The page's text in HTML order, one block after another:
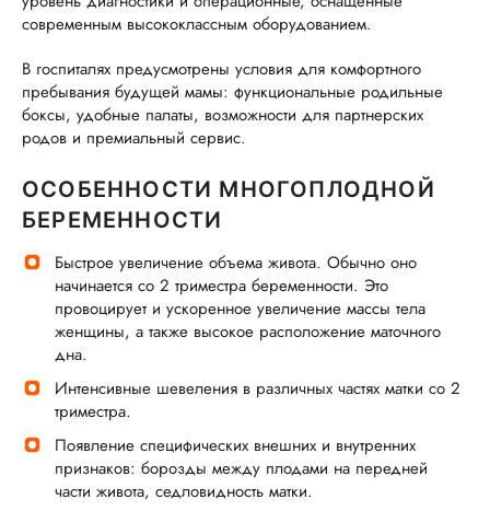
современным высококлассным оборудованием.
В госпиталях предусмотрены условия для комфортного
пребывания будущей мамы: функциональные родильные
боксы, удобные палаты, возможности для партнерских
родов и премиальный сервис.
ОСОБЕННОСТИ МНОГОПЛОДНОЙ
БЕРЕМЕННОСТИ
Быстрое увеличение объема живота. Обычно оно
начинается со 2 триместра беременности. Это
провоцирует и ускоренное увеличение массы тела
женщины, а также высокое расположение маточного
дна.
Интенсивные шевеления в различных частях матки со 2
триместра.
Появление специфических внешних и внутренних
признаков: борозды между плодами на передней
части живота, седловидность матки.